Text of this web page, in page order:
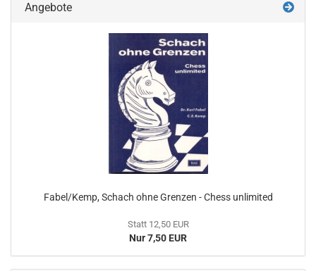
Angebote
Fabel/Kemp, Schach ohne Grenzen - Chess unlimited
Statt 12,50 EUR
Nur 7,50 EUR